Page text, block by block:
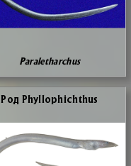
Paraletharchus
Род Phyllophichthus